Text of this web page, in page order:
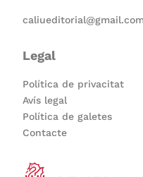
Legal
Política de privacitat
Avís legal
Política de galetes
Contacte